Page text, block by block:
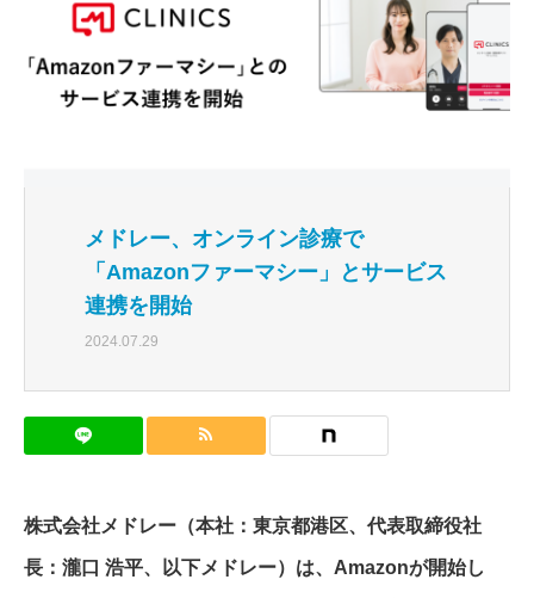
メドレー、オンライン診療で
「Amazonファーマシー」とサービス
連携を開始
2024.07.29
株式会社メドレー（本社：東京都港区、代表取締役社
長：瀧口 浩平、以下メドレー）は、Amazonが開始し